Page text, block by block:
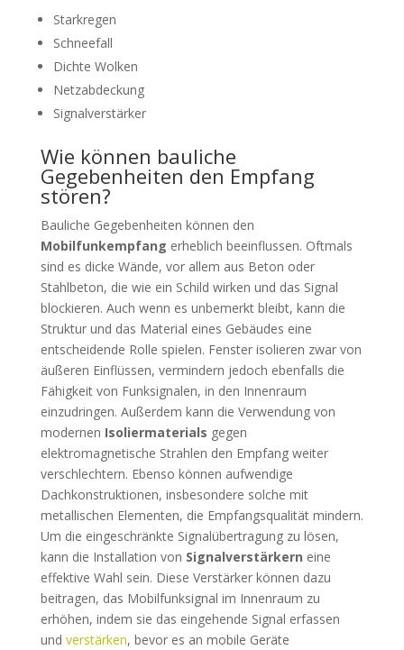
Starkregen
Schneefall
Dichte Wolken
Netzabdeckung
Signalverstärker
Wie können bauliche
Gegebenheiten den Empfang
stören?
Bauliche Gegebenheiten können den
Mobilfunkempfang erheblich beeinflussen. Oftmals
sind es dicke Wände, vor allem aus Beton oder
Stahlbeton, die wie ein Schild wirken und das Signal
blockieren. Auch wenn es unbemerkt bleibt, kann die
Struktur und das Material eines Gebäudes eine
entscheidende Rolle spielen. Fenster isolieren zwar von
äußeren Einflüssen, vermindern jedoch ebenfalls die
Fähigkeit von Funksignalen, in den Innenraum
einzudringen. Außerdem kann die Verwendung von
modernen Isoliermaterials gegen
elektromagnetische Strahlen den Empfang weiter
verschlechtern. Ebenso können aufwendige
Dachkonstruktionen, insbesondere solche mit
metallischen Elementen, die Empfangsqualität mindern.
Um die eingeschränkte Signalübertragung zu lösen,
kann die Installation von Signalverstärkern eine
effektive Wahl sein. Diese Verstärker können dazu
beitragen, das Mobilfunksignal im Innenraum zu
erhöhen, indem sie das eingehende Signal erfassen
und verstärken, bevor es an mobile Geräte